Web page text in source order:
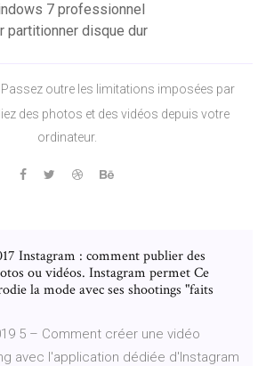
7 professionnel
partitionner disque dur
Passez outre les limitations imposées par
des photos et des vidéos depuis votre
ordinateur.
Instagram : comment publier des
ou vidéos. Instagram permet Ce
la mode avec ses shootings "faits
5 – Comment créer une vidéo
avec l'application dédiée d'Instagram